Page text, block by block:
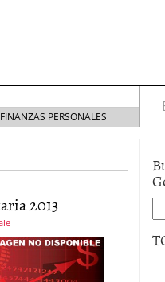
FINANZAS PERSONALES
2013